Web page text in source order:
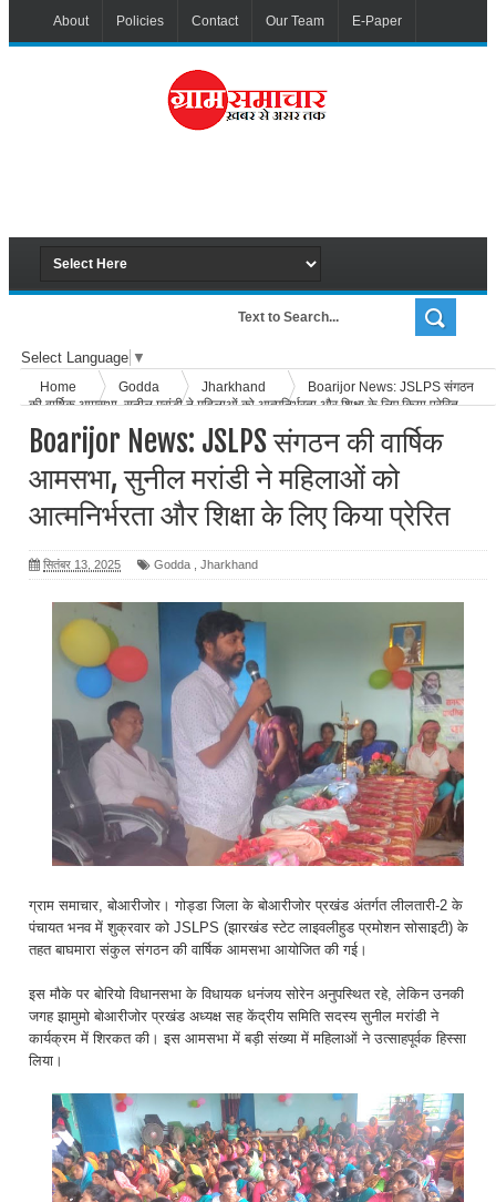
About Policies Contact Our Team E-Paper
Select Language ▼
Home Godda Jharkhand
Boarijor News: JSLPS संगठन
की वार्षिक आमसभा, सुनील मरांडी ने महिलाओं को आत्मनिर्भरता और शिक्षा के लिए किया प्रेरित
Boarijor News: JSLPS संगठन की वार्षिक
आमसभा, सुनील मरांडी ने महिलाओं को
आत्मनिर्भरता और शिक्षा के लिए किया प्रेरित
सितंबर 13, 2025 Godda Jharkhand
ग्राम समाचार, बोआरीजोर। गोड्डा जिला के बोआरीजोर प्रखंड अंतर्गत लीलतारी-2 के
पंचायत भनव में शुक्रवार को JSLPS (झारखंड स्टेट लाइवलीहुड प्रमोशन सोसाइटी) के
तहत बाघमारा संकुल संगठन की वार्षिक आमसभा आयोजित की गई।
इस मौके पर बोरियो विधानसभा के विधायक धनंजय सोरेन अनुपस्थित रहे, लेकिन उनकी
जगह झामुमो बोआरीजोर प्रखंड अध्यक्ष सह केंद्रीय समिति सदस्य सुनील मरांडी ने
कार्यक्रम में शिरकत की। इस आमसभा में बड़ी संख्या में महिलाओं ने उत्साहपूर्वक हिस्सा
लिया।